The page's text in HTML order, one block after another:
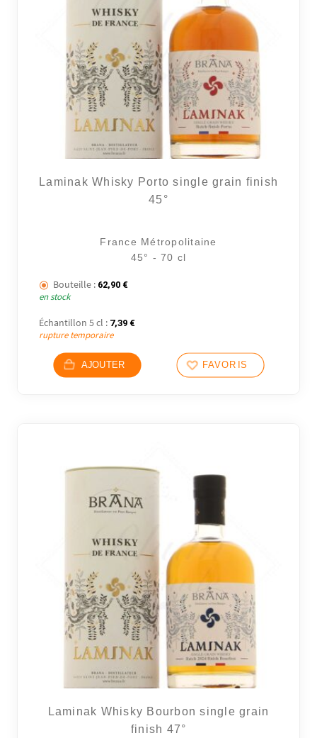
Laminak Whisky Porto single grain finish
45°
France Métropolitaine
45° - 70 cl
Bouteille : 62,90 €
en stock
Échantillon 5 cl : 7,39 €
rupture temporaire
AJOUTER FAVORIS
Laminak Whisky Bourbon single grain
finish 47°